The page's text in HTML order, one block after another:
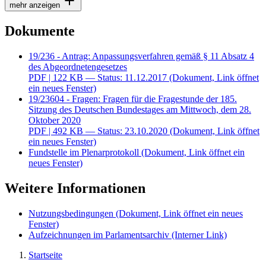
mehr anzeigen
Dokumente
19/236 - Antrag: Anpassungsverfahren gemäß § 11 Absatz 4
des Abgeordnetengesetzes
PDF | 122 KB — Status: 11.12.2017 (Dokument, Link öffnet
ein neues Fenster)
19/23604 - Fragen: Fragen für die Fragestunde der 185.
Sitzung des Deutschen Bundestages am Mittwoch, dem 28.
Oktober 2020
PDF | 492 KB — Status: 23.10.2020 (Dokument, Link öffnet
ein neues Fenster)
Fundstelle im Plenarprotokoll (Dokument, Link öffnet ein
neues Fenster)
Weitere Informationen
Nutzungsbedingungen (Dokument, Link öffnet ein neues
Fenster)
Aufzeichnungen im Parlamentsarchiv (Interner Link)
Startseite